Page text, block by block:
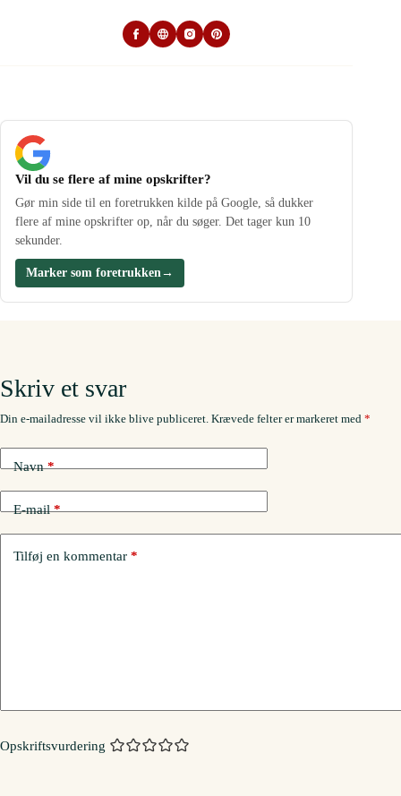
Vil du se flere af mine opskrifter?
Gør min side til en foretrukken kilde på Google, så dukker
flere af mine opskrifter op, når du søger. Det tager kun 10
sekunder.
Marker som foretrukken→
Skriv et svar
Din e-mailadresse vil ikke blive publiceret. Krævede felter er markeret med *
Navn*
E-mail*
Tilføj en kommentar *
Opskriftsvurdering